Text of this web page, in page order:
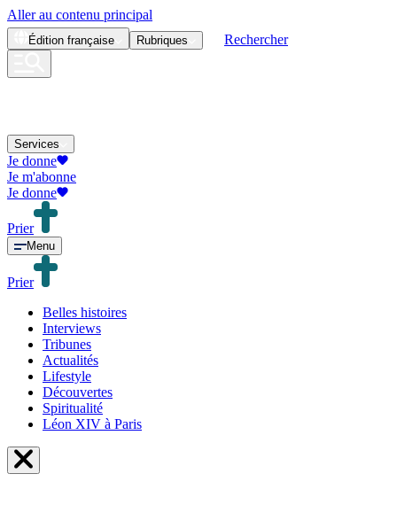
Aller au contenu principal
Édition française Rubriques Rechercher
Services
Je donne
Je m'abonne
Je donne
Prier
Menu
Prier
Belles histoires
Interviews
Tribunes
Actualités
Lifestyle
Découvertes
Spiritualité
Léon XIV à Paris